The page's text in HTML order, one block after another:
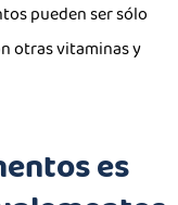
pueden ser sólo
otras vitaminas y
es